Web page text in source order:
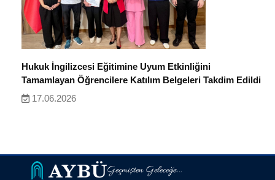
Hukuk İngilizcesi Eğitimine Uyum Etkinliğini
Tamamlayan Öğrencilere Katılım Belgeleri Takdim Edildi
17.06.2026
Geçmişten Geleceğe...